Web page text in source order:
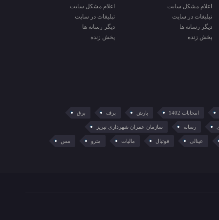
اعلام مشکل سایت
تبلیغات در سایت
دیگر رسانه ها
پخش زنده
اعلام مشکل سایت
تبلیغات در سایت
دیگر رسانه ها
پخش زنده
انتخابات 1402 بارش برف برق
رسانه سازمان عمران شهرداری تبریز
عینالی فوتبال مالیات مترو مس